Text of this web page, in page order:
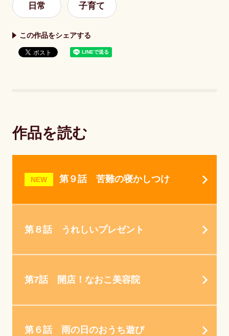
日常 子育て
この作品をシェアする
作品を読む
NEW 第９話 苦難の寝かしつけ
第８話 うれしいプレゼント
第7話 開店！なおこ美容院
第６話 雨の日のおうち遊び